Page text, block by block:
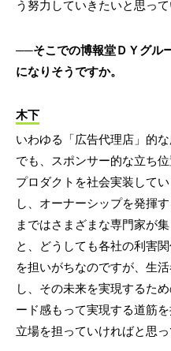
う努力していきたいと思って
──そこでの博報堂ＤＹグル
になりそうですか。
木下
いわゆる「広告代理店」的
でも、スポンサー的な立ち
プロダクトを社会実装して
し、オーナーシップを発揮
まではさまざまな専門家が
と、どうしても各社の利害
を担いがちなのですが、生
し、その未来を実現するた
ード感もって実現する道筋
立場を担っていければと思っ